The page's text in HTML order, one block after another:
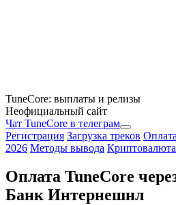
TuneCore: выплаты и релизы
Неофициальный сайт
Чат TuneCore в телеграм
Регистрация Загрузка треков Оплата
2026 Методы вывода Криптовалюта
Оплата TuneCore
Банк Интернешнл